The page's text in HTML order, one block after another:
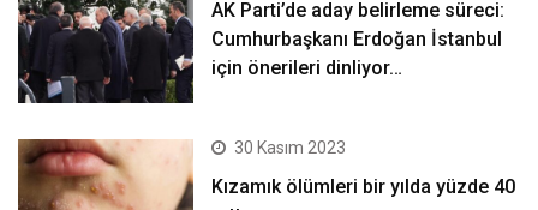
AK Parti’de aday belirleme süreci:
Cumhurbaşkanı Erdoğan İstanbul
için önerileri dinliyor…
30 Kasım 2023
Kızamık ölümleri bir yılda yüzde 40